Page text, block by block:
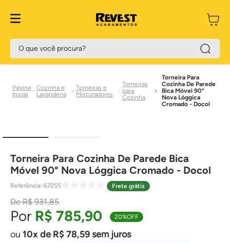
O que você procura?
Cozinha e
Lavanderia
Torneiras e
Misturadores
Torneiras
para
Cozinha
Torneira Para
Cozinha De Parede
Bica Móvel 90°
Nova Lóggica
Cromado - Docol
Torneira Para Cozinha De Parede Bica
Móvel 90° Nova Lóggica Cromado - Docol
Referência: 67255 Frete grátis
R$ 931,85
R$ 785,90 20%OFF
10 de R$78,59sem juros